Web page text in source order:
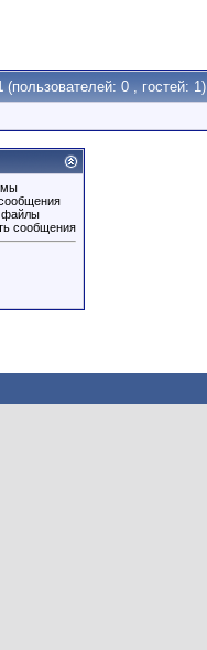
(пользователей: 0 , гостей: 1)
файлы
сообщения